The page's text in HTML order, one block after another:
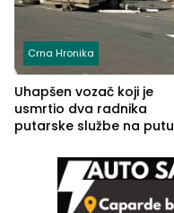
Crna Hronika
Uhapšen vozač koji je
usmrtio dva radnika
putarske službe na putu
(FOTO)